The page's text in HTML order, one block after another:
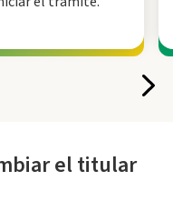
el titular